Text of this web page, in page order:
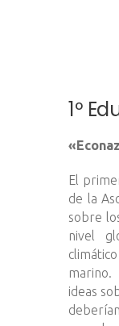
1º
El
de la
sobre
nivel
ideas